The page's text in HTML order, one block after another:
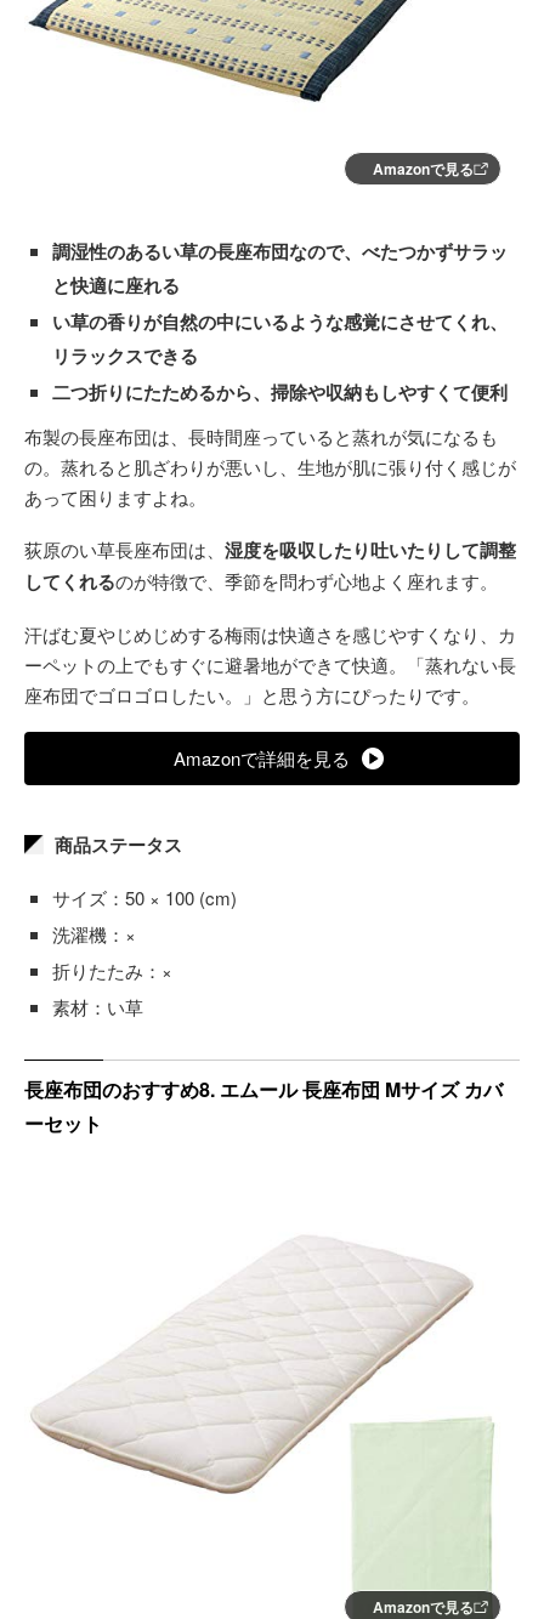
Amazonで見る
調湿性のあるい草の長座布団なので、べたつかずサラッ
と快適に座れる
い草の香りが自然の中にいるような感覚にさせてくれ、
リラックスできる
二つ折りにたためるから、掃除や収納もしやすくて便利
布製の長座布団は、長時間座っていると蒸れが気になるも
の。蒸れると肌ざわりが悪いし、生地が肌に張り付く感じが
あって困りますよね。
荻原のい草長座布団は、 湿度を吸収したり吐いたりして調整
してくれるのが特徴で、季節を問わず心地よく座れます。
汗ばむ夏やじめじめする梅雨は快適さを感じやすくなり、カ
ーペットの上でもすぐに避暑地ができて快適。「蒸れない長
座布団でゴロゴロしたい。」と思う方にぴったりです。
Amazonで詳細を見る
商品ステータス
サイズ：50 × 100 (cm)
洗濯機：×
折りたたみ：×
素材：い草
長座布団のおすすめ8. エムール 長座布団 Mサイズ カバ
ーセット
Amazonで見る